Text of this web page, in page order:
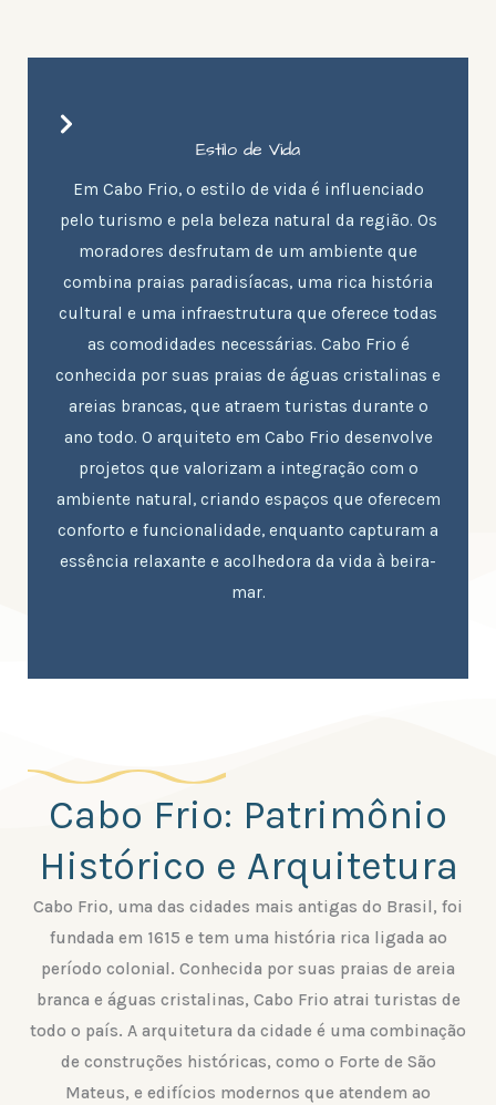
Estilo de Vida
Em Cabo Frio, o estilo de vida é influenciado
pelo turismo e pela beleza natural da região. Os
moradores desfrutam de um ambiente que
combina praias paradisíacas, uma rica história
cultural e uma infraestrutura que oferece todas
as comodidades necessárias. Cabo Frio é
conhecida por suas praias de águas cristalinas e
areias brancas, que atraem turistas durante o
ano todo. O arquiteto em Cabo Frio desenvolve
projetos que valorizam a integração com o
ambiente natural, criando espaços que oferecem
conforto e funcionalidade, enquanto capturam a
essência relaxante e acolhedora da vida à beira-
mar.
Cabo Frio: Patrimônio
Histórico e Arquitetura
Cabo Frio, uma das cidades mais antigas do Brasil, foi
fundada em 1615 e tem uma história rica ligada ao
período colonial. Conhecida por suas praias de areia
branca e águas cristalinas, Cabo Frio atrai turistas de
todo o país. A arquitetura da cidade é uma combinação
de construções históricas, como o Forte de São
Mateus, e edifícios modernos que atendem ao